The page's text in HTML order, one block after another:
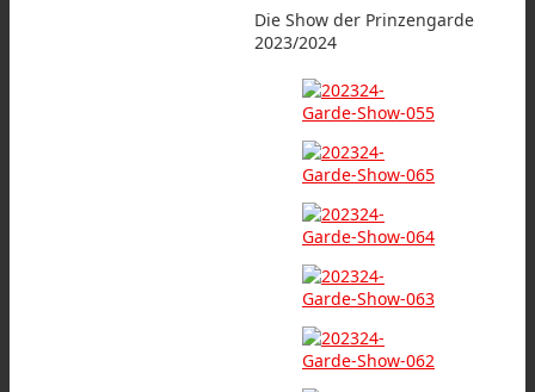
Die Show der Prinzengarde
2023/2024